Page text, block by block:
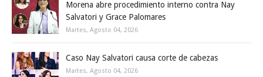
Morena abre procedimiento interno contra Nay
Salvatori y Grace Palomares
Martes, Agosto 04, 2026
Caso Nay Salvatori causa corte de cabezas
Martes, Agosto 04, 2026